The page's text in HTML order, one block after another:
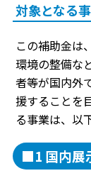
対象となる
この補助金は
環境の整備な
者等が国内外
援することを
る事業は、以
■1 国内展